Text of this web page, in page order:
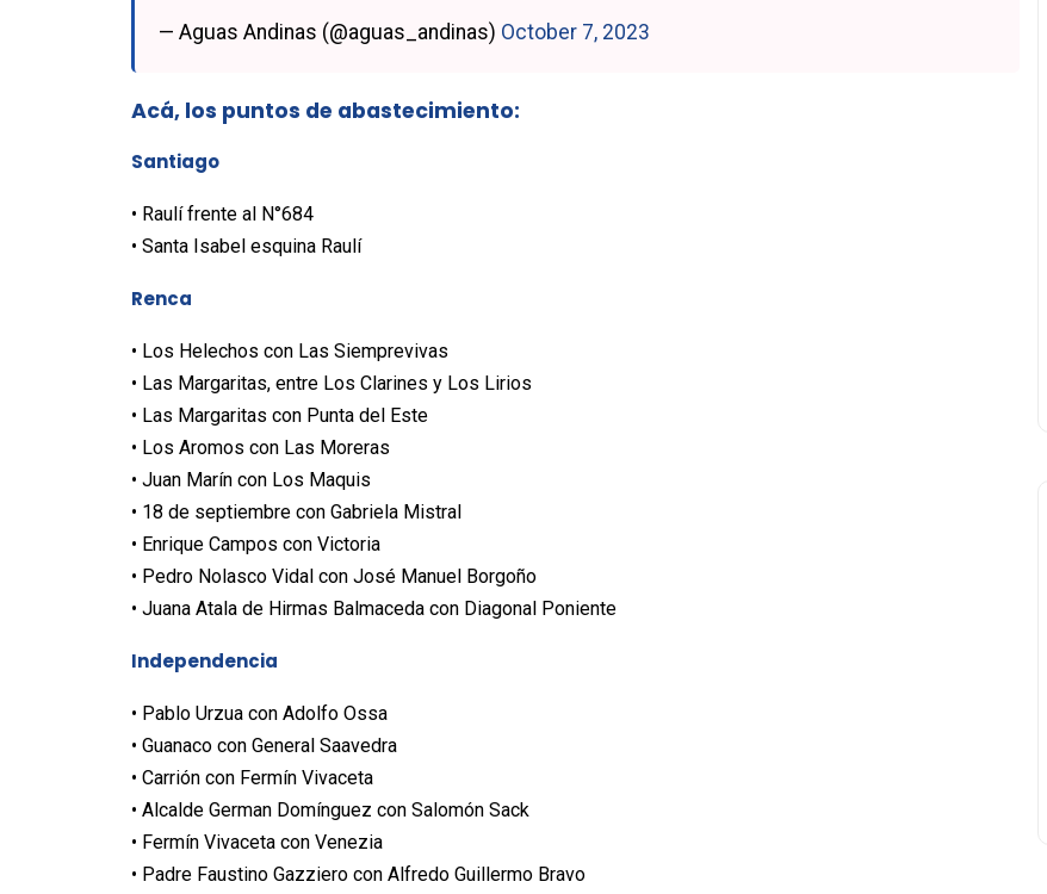
— Aguas Andinas (@aguas_andinas) October 7, 2023
Acá, los puntos de abastecimiento:
Santiago
• Raulí frente al N°684
• Santa Isabel esquina Raulí
Renca
• Los Helechos con Las Siemprevivas
• Las Margaritas, entre Los Clarines y Los Lirios
• Las Margaritas con Punta del Este
• Los Aromos con Las Moreras
• Juan Marín con Los Maquis
• 18 de septiembre con Gabriela Mistral
• Enrique Campos con Victoria
• Pedro Nolasco Vidal con José Manuel Borgoño
• Juana Atala de Hirmas Balmaceda con Diagonal Poniente
Independencia
• Pablo Urzua con Adolfo Ossa
• Guanaco con General Saavedra
• Carrión con Fermín Vivaceta
• Alcalde German Domínguez con Salomón Sack
• Fermín Vivaceta con Venezia
• Padre Faustino Gazziero con Alfredo Guillermo Bravo